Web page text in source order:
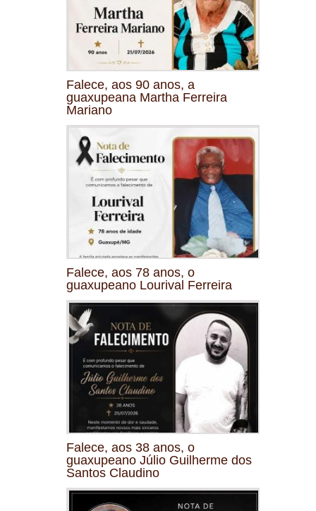
Falece, aos 90 anos, a
guaxupeana Martha Ferreira
Mariano
Falece, aos 78 anos, o
guaxupeano Lourival Ferreira
Falece, aos 38 anos, o
guaxupeano Júlio Guilherme dos
Santos Claudino